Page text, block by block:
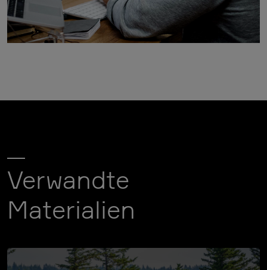
Verwandte
Materialien